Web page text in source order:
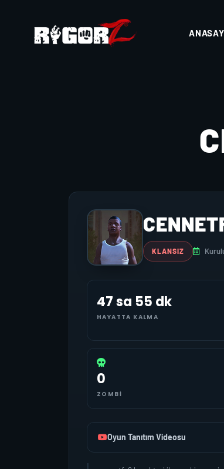
KLANSIZ
47 sa 55 dk
HAYATTA KALMA
0
ZOMBI
Oyun Tanıtım Videosu